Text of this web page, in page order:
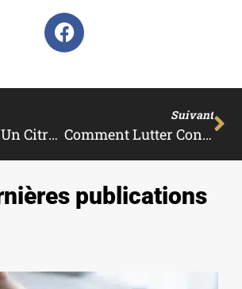
Secrets Pour Un Citronnier Fructueux : Faire Foisonner Les Citrons Comme Jamais !
Suivant
Comment Lutter Contre La Cloque Du Pêcher Avec Une Méthode Gratuite Et Facile À Mettre En Œuvre
publications